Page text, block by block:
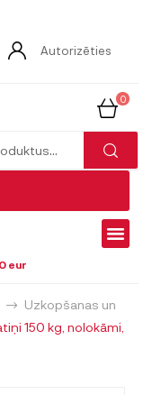
Autorizēties
0
eur
Uzkopšanas un
150 kg, nolokāmi,